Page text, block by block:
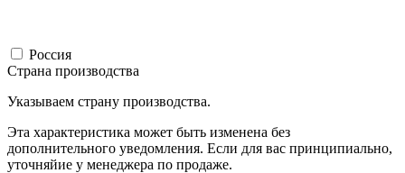
Россия
Страна производства
Указываем страну производства.
Эта характеристика может быть изменена без
дополнительного уведомления. Если для вас принципиально,
уточняйие у менеджера по продаже.